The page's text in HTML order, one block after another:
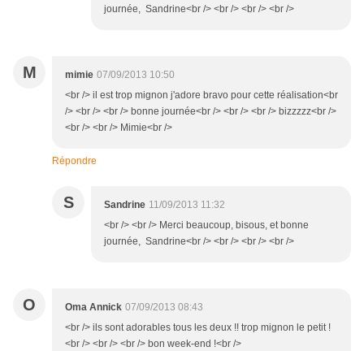
journée, Sandrine<br /> <br /> <br /> <br />
M mimie 07/09/2013 10:50
<br /> il est trop mignon j'adore bravo pour cette réalisation<br
/> <br /> <br /> bonne journée<br /> <br /> <br /> bizzzzz<br />
<br /> <br /> Mimie<br />
Répondre
S Sandrine 11/09/2013 11:32
<br /> <br /> Merci beaucoup, bisous, et bonne
journée, Sandrine<br /> <br /> <br /> <br />
O Oma Annick 07/09/2013 08:43
<br /> ils sont adorables tous les deux !! trop mignon le petit !
<br /> <br /> <br /> bon week-end !<br />